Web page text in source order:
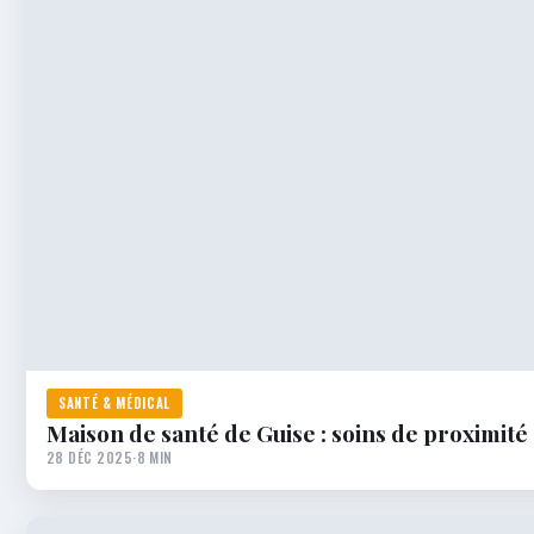
SANTÉ & MÉDICAL
Maison de santé de Guise : soins de
28 DÉC 2025·8 MIN